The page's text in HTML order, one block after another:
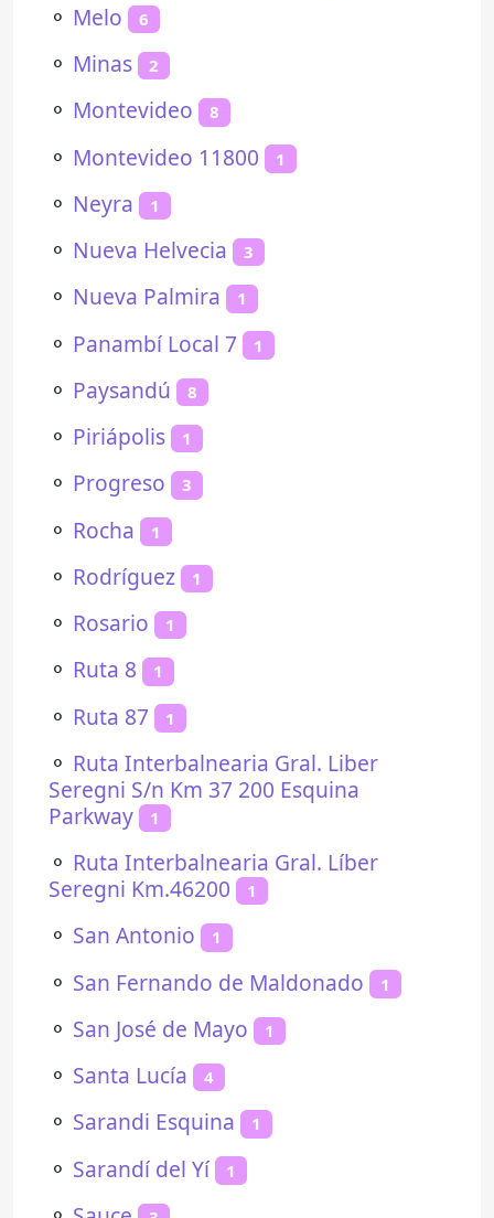
⚬ Melo 6
⚬ Minas 2
⚬ Montevideo 8
⚬ Montevideo 11800 1
⚬ Neyra 1
⚬ Nueva Helvecia 3
⚬ Nueva Palmira 1
⚬ Panambí Local 7 1
⚬ Paysandú 8
⚬ Piriápolis 1
⚬ Progreso 3
⚬ Rocha 1
⚬ Rodríguez 1
⚬ Rosario 1
⚬ Ruta 8 1
⚬ Ruta 87 1
⚬ Ruta Interbalnearia Gral. Liber
Seregni S/n Km 37 200 Esquina
Parkway
1
⚬ Ruta Interbalnearia Gral. Líber
Seregni Km.46200
1
⚬ San Antonio 1
⚬ San Fernando de Maldonado 1
⚬ San José de Mayo 1
⚬ Santa Lucía 4
⚬ Sarandi Esquina 1
⚬ Sarandí del Yí 1